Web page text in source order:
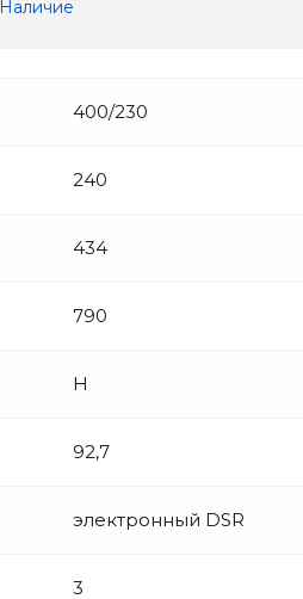
Наличие
400/230
240
434
790
Н
92,7
электронный DSR
3